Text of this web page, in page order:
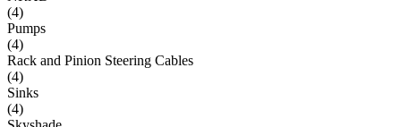
(4)
Pumps
(4)
Rack and Pinion Steering Cables
(4)
Sinks
(4)